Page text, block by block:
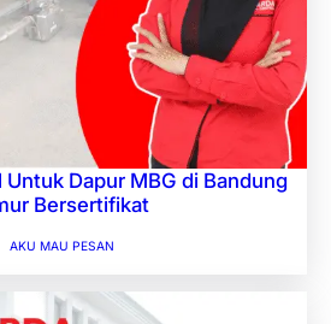
Dapur MBG di Bandung
Bersertifikat
AKU MAU PESAN